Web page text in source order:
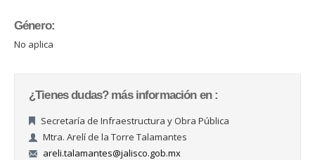
Género:
No aplica
¿Tienes dudas? más información en :
Secretaría de Infraestructura y Obra Pública
Mtra. Arelí de la Torre Talamantes
areli.talamantes@jalisco.gob.mx